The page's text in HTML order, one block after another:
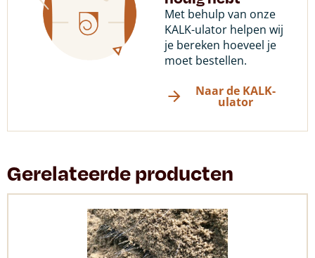
Met behulp van onze
KALK-ulator helpen wij
je bereken hoeveel je
moet bestellen.
Naar de KALK-
ulator
Gerelateerde producten